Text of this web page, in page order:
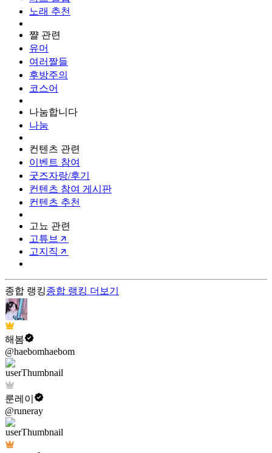
노래 추천
쨜 관련
유머
여러짤들
후방주의
코스어
나눔합니다
나눔
컨텐츠 관련
이벤트 참여
굿즈자랑/후기
컨텐츠 참여 게시판
컨텐츠 추천
고뇨 관련
고튜브
고지직
종합 랭킹종합 랭킹 더보기
해봄
@haebomhaebom
룬레이
@runeray